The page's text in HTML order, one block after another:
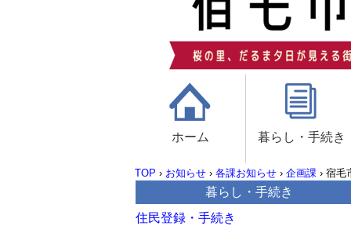
ホーム 暮らし・手続き
TOP › お知らせ › 各課お知らせ › 企画課 › 宿毛
暮らし・手続き
住民登録・手続き